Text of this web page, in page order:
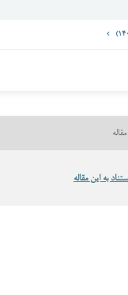
به این مقاله